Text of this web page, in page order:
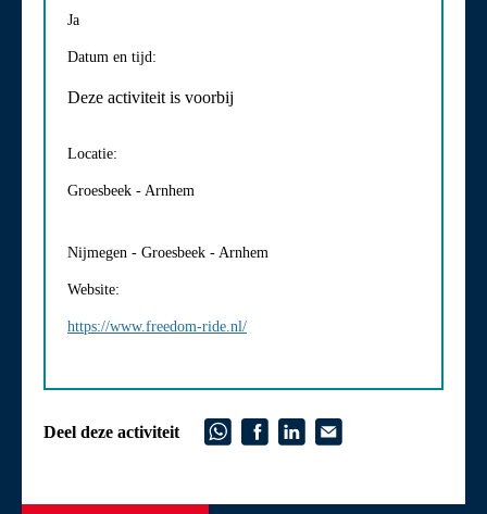
Ja
Datum en tijd:
Deze activiteit is voorbij
Locatie:
Groesbeek - Arnhem
Nijmegen - Groesbeek - Arnhem
Website:
https://www.freedom-ride.nl/
Deel deze activiteit